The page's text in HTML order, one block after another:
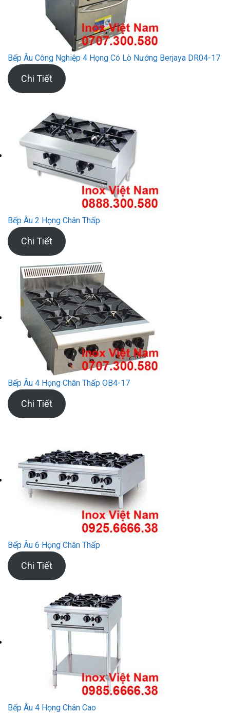
Bếp Âu Công Nghiệp 4 Họng Có Lò Nướng Berjaya DR04-17
Chi Tiết
Bếp Âu 2 Họng Chân Thấp
Chi Tiết
Bếp Âu 4 Họng Chân Thấp OB4-17
Chi Tiết
Bếp Âu 6 Họng Chân Thấp
Chi Tiết
Bếp Âu 4 Họng Chân Cao